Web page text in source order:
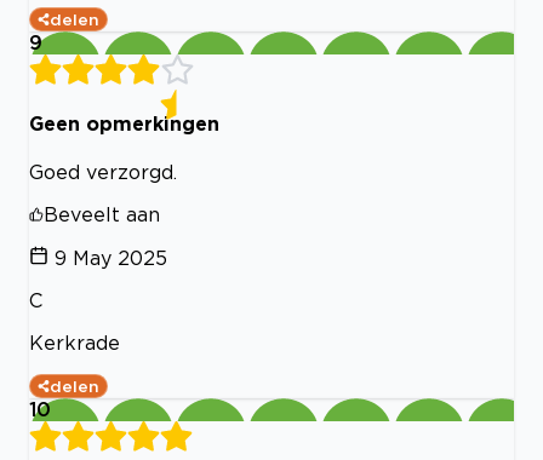
delen
9
Geen opmerkingen
Goed verzorgd.
Beveelt aan
9 May 2025
C
Kerkrade
delen
10